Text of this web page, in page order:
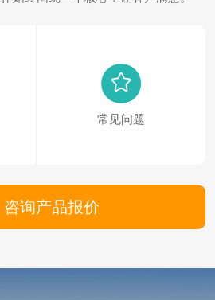
常见问题
咨询产品报价